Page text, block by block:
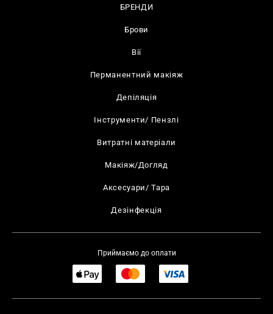
БРЕНДИ
Брови
Вії
Перманентний макіяж
Депіляція
Інструменти/ Пензлі
Витратні матеріали
Макіяж/Догляд
Аксесуари/ Тара
Дезінфекція
Приймаємо до оплати